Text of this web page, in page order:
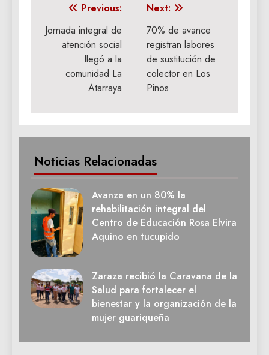
Navegación
de
entradas
Previous:
Jornada integral de
atención social
llegó a la
comunidad La
Atarraya
Next:
70% de avance
registran labores
de sustitución de
colector en Los
Pinos
Noticias Relacionadas
Avanza en un 80% la
rehabilitación integral del
Centro de Educación Rosa Elvira
Aquino en tucupido
Zaraza recibió la Caravana de la
Salud para fortalecer el
bienestar y la organización de la
mujer guariqueña